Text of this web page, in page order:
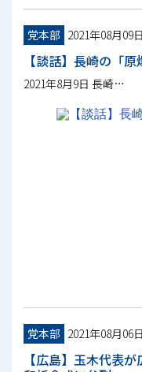
党本部 2021年08月09日
【談話】長崎の「
2021年8月9日 長崎…
党本部 2021年08月06日
【広島】玉木代表